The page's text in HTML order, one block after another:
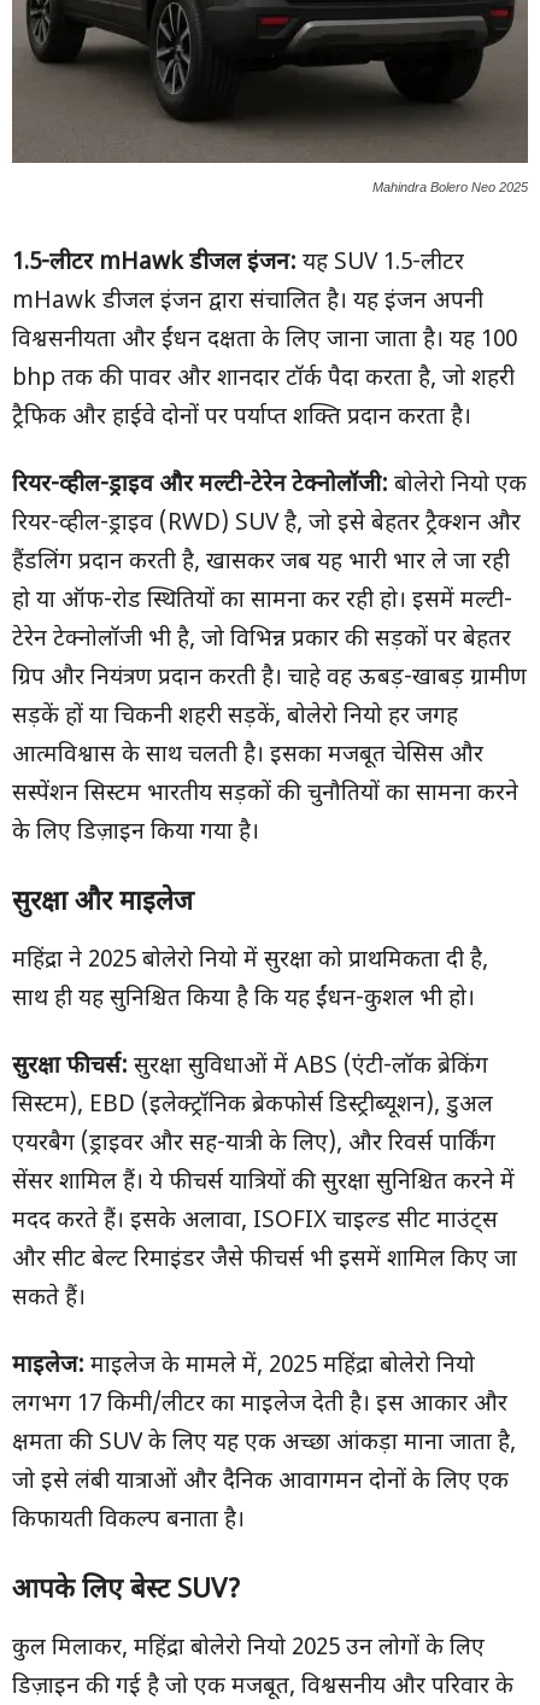
Mahindra Bolero Neo 2025
1.5-लीटर mHawkडीजल इंजन: यह SUV 1.5-लीटर
mHawk डीजल इंजन द्वारा संचालित है। यह इंजन अपनी
विश्वसनीयता और ईंधन दक्षता के लिए जाना जाता है। यह 100
bhp तक की पावर और शानदार टॉर्क पैदा करता है, जो शहरी
ट्रैफिक और हाईवे दोनों पर पर्याप्त शक्ति प्रदान करता है।
रियर-व्हील-ड्राइव और मल्टी-टेरेन टेक्नोलॉजी: बोलेरो नियो एक
रियर-व्हील-ड्राइव (RWD) SUV है, जो इसे बेहतर ट्रैक्शन और
हैंडलिंग प्रदान करती है, खासकर जब यह भारी भार ले जा रही
हो या ऑफ-रोड स्थितियों का सामना कर रही हो। इसमें मल्टी-
टेरेन टेक्नोलॉजी भी है, जो विभिन्न प्रकार की सड़कों पर बेहतर
ग्रिप और नियंत्रण प्रदान करती है। चाहे वह ऊबड़-खाबड़ ग्रामीण
सड़कें हों या चिकनी शहरी सड़कें, बोलेरो नियो हर जगह
आत्मविश्वास के साथ चलती है। इसका मजबूत चेसिस और
सस्पेंशन सिस्टम भारतीय सड़कों की चुनौतियों का सामना करने
के लिए डिज़ाइन किया गया है।
सुरक्षा और माइलेज
महिंद्रा ने 2025 बोलेरो नियो में सुरक्षा को प्राथमिकता दी है,
साथ ही यह सुनिश्चित किया है कि यह ईंधन-कुशल भी हो।
सुरक्षा फीचर्स: सुरक्षा सुविधाओं में ABS (एंटी-लॉक ब्रेकिंग
सिस्टम), EBD (इलेक्ट्रॉनिक ब्रेकफोर्स डिस्ट्रीब्यूशन), डुअल
एयरबैग (ड्राइवर और सह-यात्री के लिए), और रिवर्स पार्किंग
सेंसर शामिल हैं। ये फीचर्स यात्रियों की सुरक्षा सुनिश्चित करने में
मदद करते हैं। इसके अलावा, ISOFIX चाइल्ड सीट माउंट्स
और सीट बेल्ट रिमाइंडर जैसे फीचर्स भी इसमें शामिल किए जा
सकते हैं।
माइलेज: माइलेज के मामले में, 2025 महिंद्रा बोलेरो नियो
लगभग 17 किमी/लीटर का माइलेज देती है। इस आकार और
क्षमता की SUV के लिए यह एक अच्छा आंकड़ा माना जाता है,
जो इसे लंबी यात्राओं और दैनिक आवागमन दोनों के लिए एक
किफायती विकल्प बनाता है।
आपके लिए बेस्ट SUV?
कुल मिलाकर, महिंद्रा बोलेरो नियो 2025 उन लोगों के लिए
डिज़ाइन की गई है जो एक मजबूत, विश्वसनीय और परिवार के